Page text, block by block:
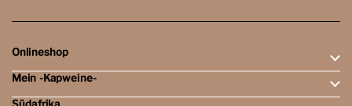
Onlineshop
Rotweine
Weissweine
Mein -Kapweine-
Südafrika